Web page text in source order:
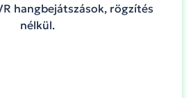
hangbejátszások, rögzítés
nélkül.